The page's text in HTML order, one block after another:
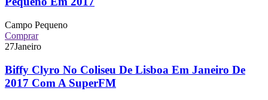
Campo Pequeno
Comprar
27Janeiro
Biffy Clyro No Coliseu De Lisboa Em Janeiro De
2017 Com A SuperFM